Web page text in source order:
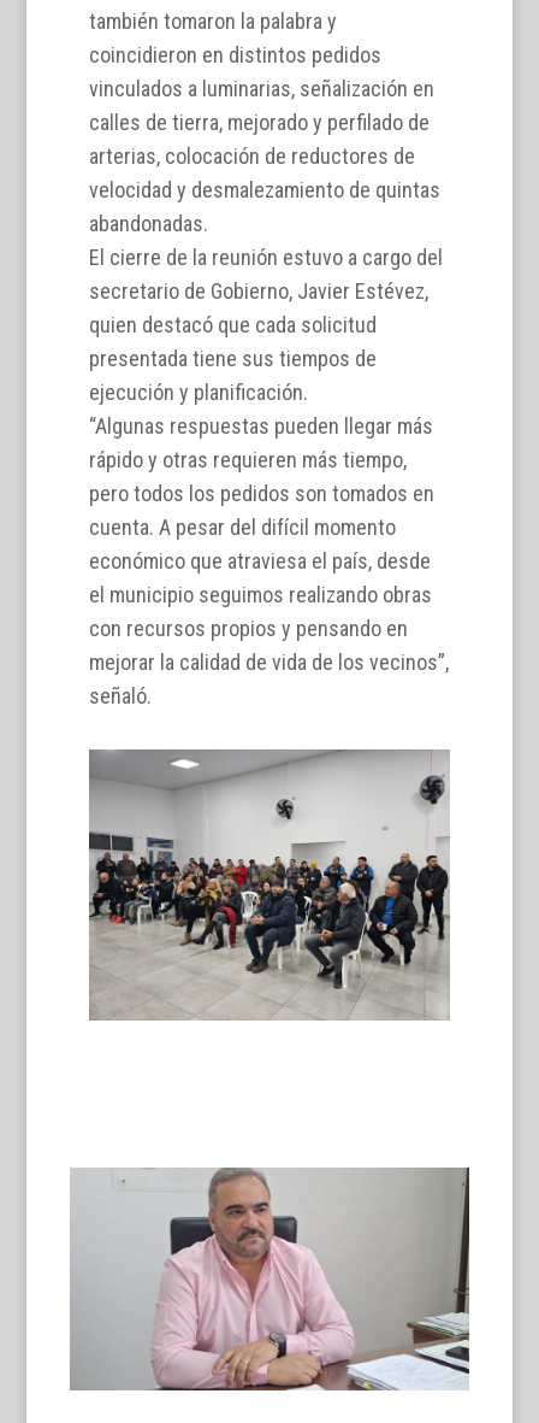
también tomaron la palabra y
coincidieron en distintos pedidos
vinculados a luminarias, señalización en
calles de tierra, mejorado y perfilado de
arterias, colocación de reductores de
velocidad y desmalezamiento de quintas
abandonadas.
El cierre de la reunión estuvo a cargo del
secretario de Gobierno, Javier Estévez,
quien destacó que cada solicitud
presentada tiene sus tiempos de
ejecución y planificación.
“Algunas respuestas pueden llegar más
rápido y otras requieren más tiempo,
pero todos los pedidos son tomados en
cuenta. A pesar del difícil momento
económico que atraviesa el país, desde
el municipio seguimos realizando obras
con recursos propios y pensando en
mejorar la calidad de vida de los vecinos”,
señaló.